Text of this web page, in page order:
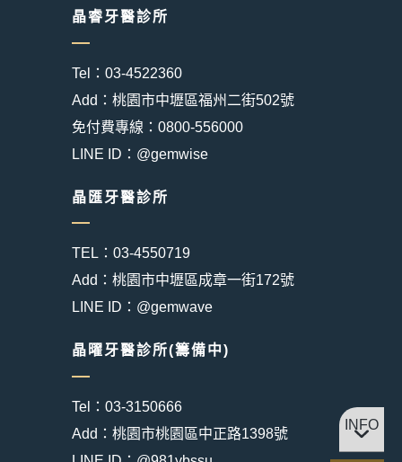
晶睿牙醫診所
Tel：03-4522360
Add：桃園市中壢區福州二街502號
免付費專線：0800-556000
LINE ID：@gemwise
晶匯牙醫診所
TEL：03-4550719
Add：桃園市中壢區成章一街172號
LINE ID：@gemwave
晶曜牙醫診所(籌備中)
Tel：03-3150666
Add：桃園市桃園區中正路1398號
INFO